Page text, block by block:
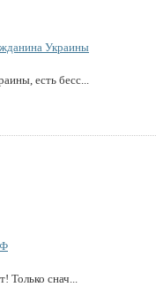
Украины
есть бесс...
Только снач...